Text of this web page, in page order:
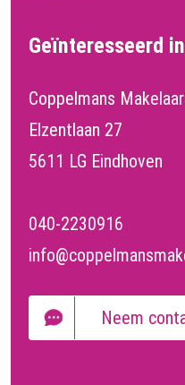
Geïnteresseerd
Coppelmans
Elzentlaan 27
5611 LG Eindhoven
040-2230916
Neem